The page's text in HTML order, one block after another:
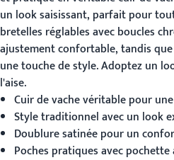
un look saisissant, parfait pour
bretelles réglables avec boucles
ajustement confortable, tandis
une touche de style. Adoptez un
l'aise.
Cuir de vache véritable pour
Style traditionnel avec un look
Doublure satinée pour un
Poches pratiques avec